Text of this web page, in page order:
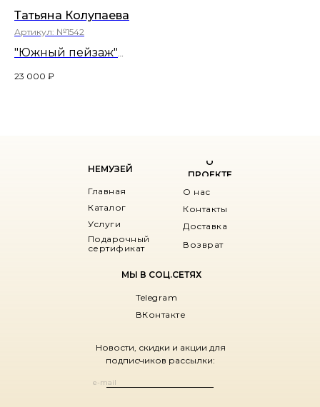
Татьяна Колупаева
Артикул: №1542
"Южный пейзаж"
23 000 ₽
Новости, скидки и акции для
подписчиков рассылки:
Главная
Услуги Доставка
О нас
Контакты
Каталог
Возврат
НЕМУЗЕЙ
О
ПРОЕКТЕ
Подарочный
сертификат
МЫ В СОЦ.СЕТЯХ
Telegram
ВКонтакте